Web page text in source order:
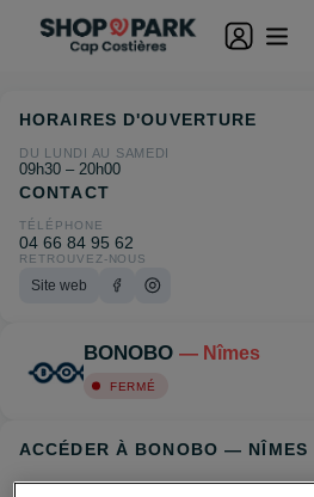
BONOBO — Nîmes
FERMÉ
ACCÉDER À BONOBO — NÎMES
HORAIRES D'OUVERTURE
DU LUNDI AU SAMEDI
09h30 – 20h00
CONTACT
TÉLÉPHONE
04 66 84 95 62
RETROUVEZ-NOUS
Site web